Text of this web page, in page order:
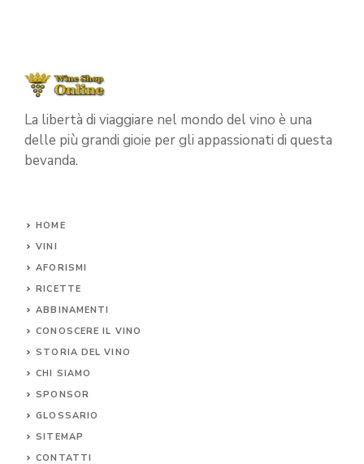
La libertà di viaggiare nel mondo del vino è una
delle più grandi gioie per gli appassionati di questa
bevanda.
HOME
VINI
AFORISMI
RICETTE
ABBINAMENTI
CONOSCERE IL VINO
STORIA DEL VINO
CHI SIAMO
SPONSOR
GLOSSARIO
SITEMAP
CONTATTI